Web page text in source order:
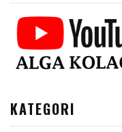
KATEGORI